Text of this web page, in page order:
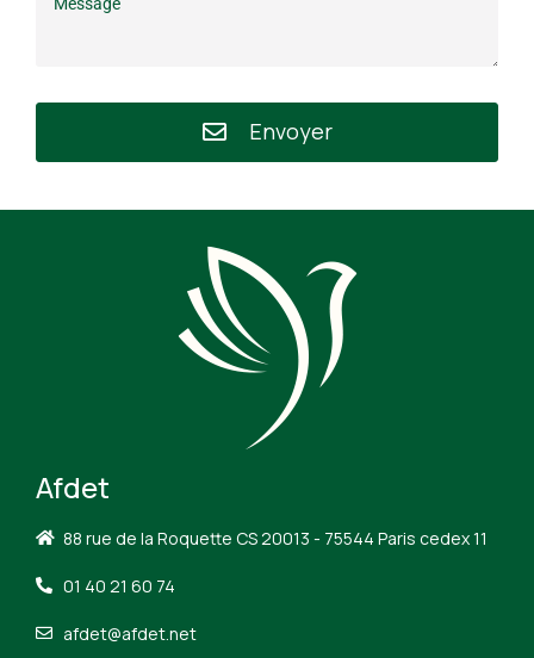
Envoyer
Afdet
88 rue de la Roquette CS 20013 - 75544 Paris cedex 11
01 40 21 60 74
afdet@afdet.net